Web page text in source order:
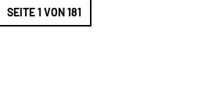
SEITE 1 VON 181